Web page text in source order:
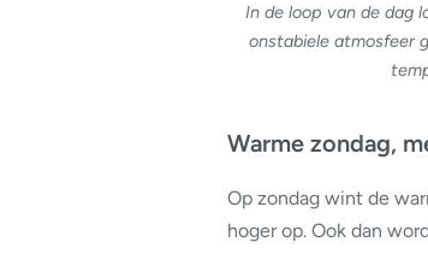
In de loop van de dag
onstabiele atmosfeer
Warme zondag,
Op zondag wint de
hoger op. Ook dan